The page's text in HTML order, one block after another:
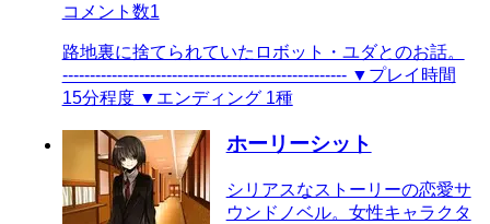
コメント数1
路地裏に捨てられていたロボット・ユダとのお話。
---------------------------------------------------- ▼プレイ時間
15分程度 ▼エンディング 1種
ホーリーシット
シリアスなストーリーの恋愛サ
ウンドノベル。女性キャラクタ